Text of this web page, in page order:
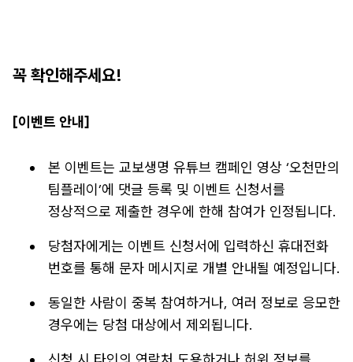
꼭 확인해주세요!
[이벤트 안내]
본 이벤트는 교보생명 유튜브 캠페인 영상 ‘오천만의
팀플레이’에 댓글 등록 및 이벤트 신청서를
정상적으로 제출한 경우에 한해 참여가 인정됩니다.
당첨자에게는 이벤트 신청서에 입력하신 휴대전화
번호를 통해 문자 메시지로 개별 안내될 예정입니다.
동일한 사람이 중복 참여하거나, 여러 정보로 응모한
경우에는 당첨 대상에서 제외됩니다.